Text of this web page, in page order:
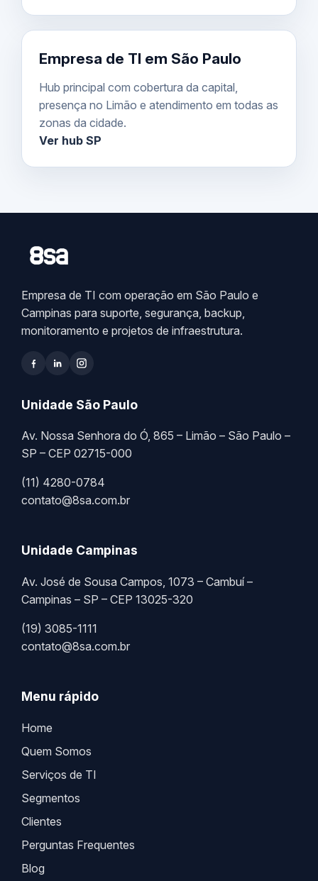
Empresa de TI em São Paulo
Hub principal com cobertura da capital,
presença no Limão e atendimento em todas as
zonas da cidade.
Ver hub SP
Empresa de TI com operação em São Paulo e
Campinas para suporte, segurança, backup,
monitoramento e projetos de infraestrutura.
Unidade São Paulo
Av. Nossa Senhora do Ó, 865 – Limão – São Paulo –
SP – CEP 02715-000
(11) 4280-0784
contato@8sa.com.br
Unidade Campinas
Av. José de Sousa Campos, 1073 – Cambuí –
Campinas – SP – CEP 13025-320
(19) 3085-1111
contato@8sa.com.br
Menu rápido
Home
Quem Somos
Serviços de TI
Segmentos
Clientes
Perguntas Frequentes
Blog